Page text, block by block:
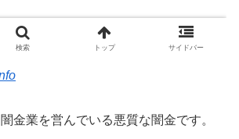
金業を営んでいる悪質な闇金です。